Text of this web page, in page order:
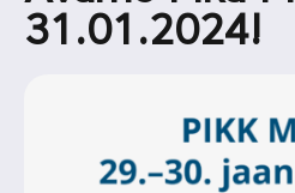
31.01.2024!